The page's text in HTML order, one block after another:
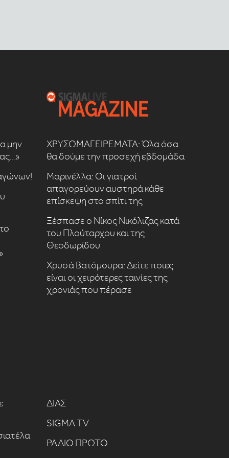
μην
ΧΡΥΣΩΜΑΓΕΙΡΕΜΑΤΑ: Όλα όσα
θα δούμε την προσεχή εβδομάδα
Μαρινέλλα: Οι γιατροί
απαγορεύουν αυστηρά κάθε
επίσκεψη στο σπίτι της
Ξέσπασε ο Νίκος Νικόλιζας κατά
του Πλούταρχου και της
Θεοδωρίδου
Χρυσά Βατόμουρα: Δείτε ποιες
είναι οι χειρότερες ταινίες της
χρονιάς που πέρασε
ΔΙΑΣ
SIGMA TV
ΡΑΔΙΟ ΠΡΩΤΟ